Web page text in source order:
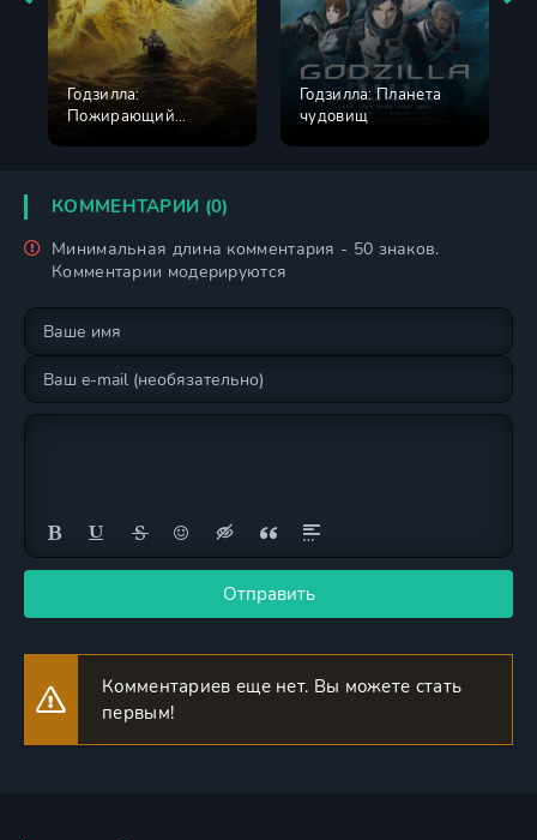
Годзилла:
Пожирающий
Годзилла: Планета
чудовищ
КОММЕНТАРИИ (0)
Минимальная длина комментария - 50 знаков.
Комментарии модерируются
Отправить
Комментариев еще нет. Вы можете стать
первым!